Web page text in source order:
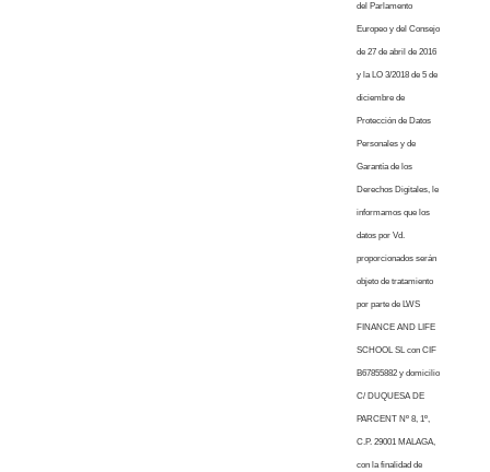
del Parlamento
Europeo y del Consejo
de 27 de abril de 2016
y la LO 3/2018 de 5 de
diciembre de
Protección de Datos
Personales y de
Garantía de los
Derechos Digitales, le
informamos que los
datos por Vd.
proporcionados serán
objeto de tratamiento
por parte de LWS
FINANCE AND LIFE
SCHOOL SL con CIF
B67855882 y domicilio
C/ DUQUESA DE
PARCENT Nº 8, 1º,
C.P. 29001 MALAGA,
con la finalidad de